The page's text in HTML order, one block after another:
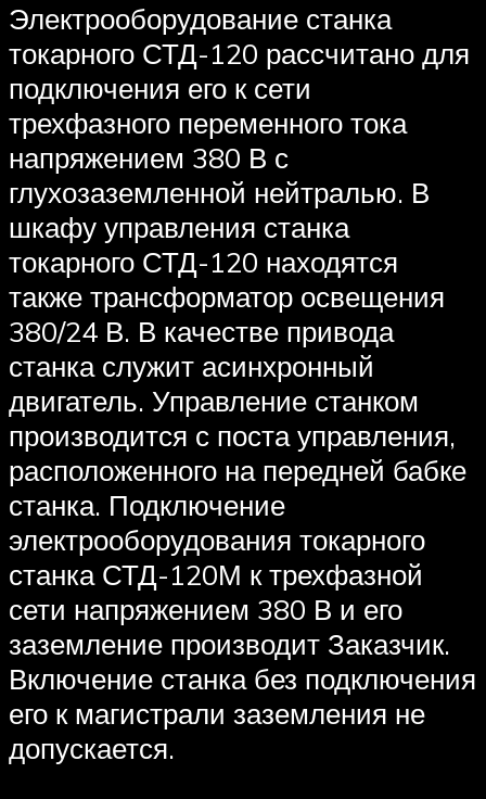
Электрооборудование станка
токарного СТД-120 рассчитано для
подключения его к сети
трехфазного переменного тока
напряжением 380 В с
глухозаземленной нейтралью. В
шкафу управления станка
токарного СТД-120 находятся
также трансформатор освещения
380/24 В. В качестве привода
станка служит асинхронный
двигатель. Управление станком
производится с поста управления,
расположенного на передней бабке
станка. Подключение
электрооборудования токарного
станка СТД-120М к трехфазной
сети напряжением 380 В и его
заземление производит Заказчик.
Включение станка без подключения
его к магистрали заземления не
допускается.